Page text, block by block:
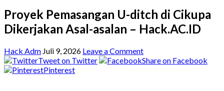
Proyek Pemasangan U-ditch di Cikupa
Dikerjakan Asal-asalan – Hack.AC.ID
Hack Adm Juli 9, 2026 Leave a Comment
Tweet on Twitter
Share on Facebook
Pinterest